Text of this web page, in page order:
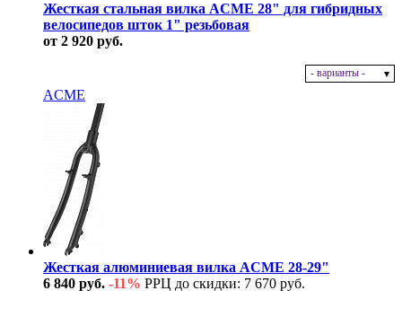
Жесткая стальная вилка ACME 28" для гибридных
велосипедов шток 1" резьбовая
от 2 920 руб.
- варианты -
ACME
Жесткая алюминиевая вилка ACME 28-29"
6 840 руб. -11% РРЦ до скидки: 7 670 руб.